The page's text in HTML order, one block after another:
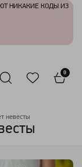
НИКАКИЕ КОДЫ ИЗ
0
невесты